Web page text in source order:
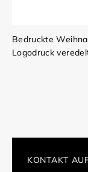
Bedruckte
Logodruck
KONTAKT